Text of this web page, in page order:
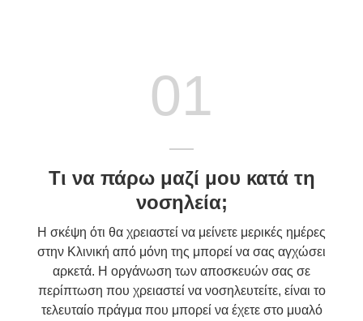
01
Τι να πάρω μαζί μου κατά τη
νοσηλεία;
Η σκέψη ότι θα χρειαστεί να μείνετε μερικές ημέρες
στην Κλινική από μόνη της μπορεί να σας αγχώσει
αρκετά. Η οργάνωση των αποσκευών σας σε
περίπτωση που χρειαστεί να νοσηλευτείτε, είναι το
τελευταίο πράγμα που μπορεί να έχετε στο μυαλό